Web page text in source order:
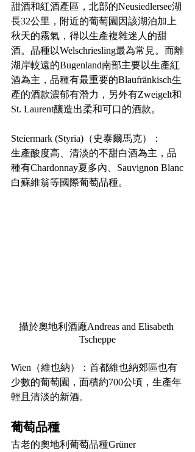
甜酒和紅酒產區，北部的Neusiedlersee湖
長32公里，附近的葡萄園因該湖泊加上
秋天的霧氣，得以生產複雜迷人的甜
酒。品種以Welschriesling最為常見。而離
湖岸較遠的Bugenland南部主要以生產紅
酒為主，品種有最重要的Blaufränkisch生
產的酒款濃郁有潛力，另外有Zweigelt和
St. Laurent釀造出柔和可口的酒款。
Steiermark (Styria) （史泰爾馬克）：
生產酸度高、清淡的不甜白酒為主，品
種有Chardonnay夏多內、Sauvignon Blanc
白蘇維翁等國際葡萄品種。
攝於奧地利酒廠Andreas and Elisabeth
Tscheppe
Wien（維也納）：首都維也納郊區也有
少數的葡萄園，面積約700公頃，生產年
輕且清淡的新酒。
葡萄品種
古老的奧地利葡萄品種Grüner